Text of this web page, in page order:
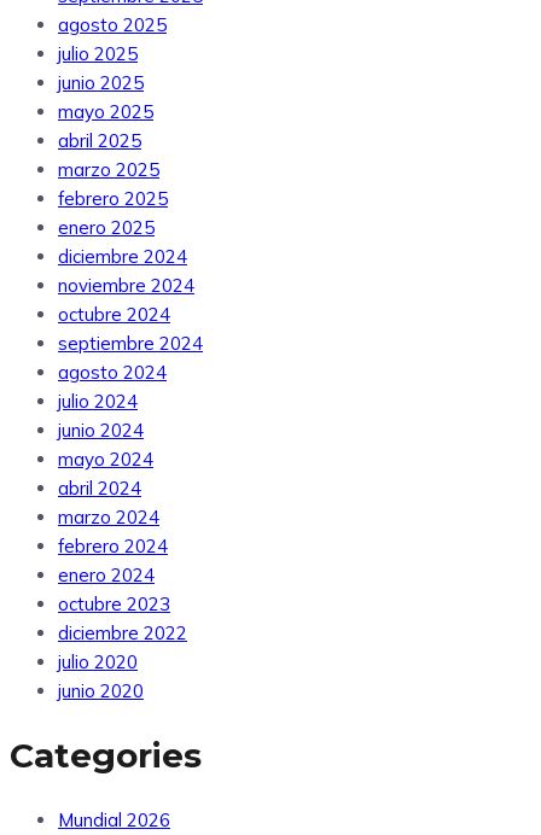
agosto 2025
julio 2025
junio 2025
mayo 2025
abril 2025
marzo 2025
febrero 2025
enero 2025
diciembre 2024
noviembre 2024
octubre 2024
septiembre 2024
agosto 2024
julio 2024
junio 2024
mayo 2024
abril 2024
marzo 2024
febrero 2024
enero 2024
octubre 2023
diciembre 2022
julio 2020
junio 2020
Categories
Mundial 2026